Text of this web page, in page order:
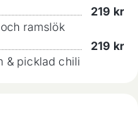
219 kr
ramslök
219 kr
& picklad chili